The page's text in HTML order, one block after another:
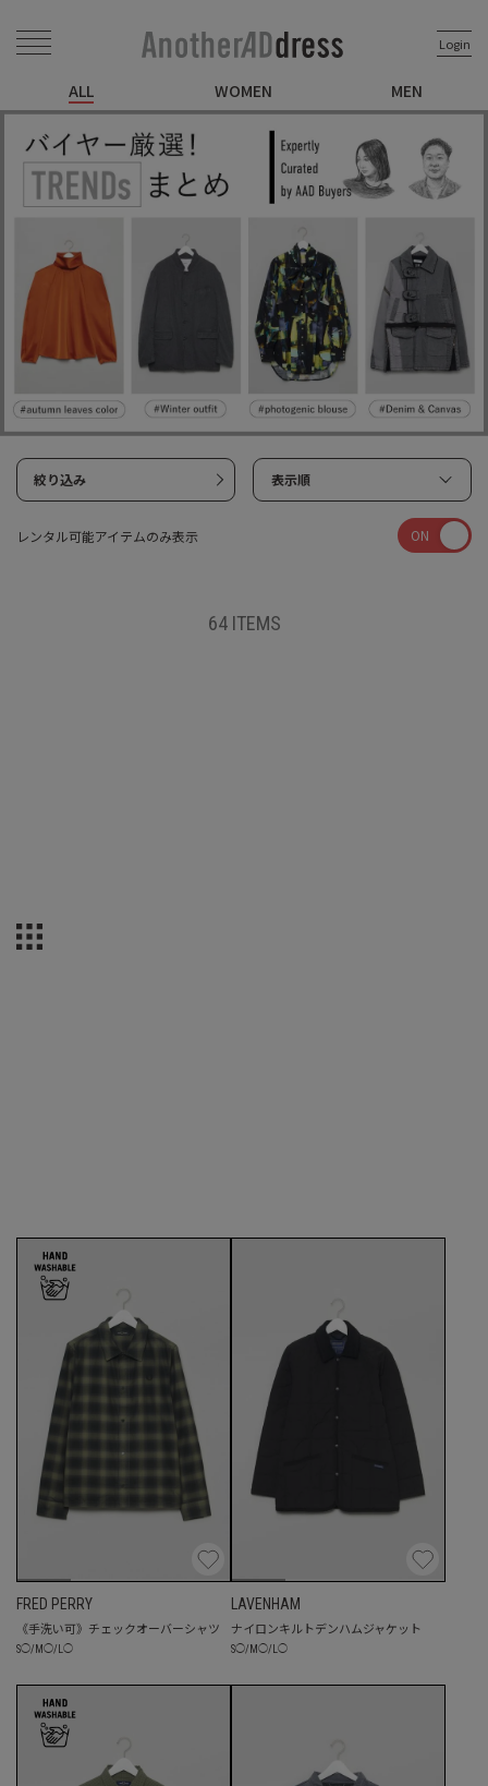
Login
ALL WOMEN MEN
絞り込み 表示順
レンタル可能アイテムのみ表示 ON
64 ITEMS
FRED PERRY
《手洗い可》チェックオーバーシャツ
S◯/ M ◯/ ◯
LAVENHAM
ナイロンキルトデンハムジャケット
S◯/ M ◯/ ◯